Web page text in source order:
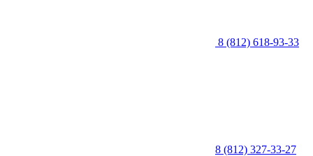
8 (812) 618-93-33
8 (812) 327-33-27